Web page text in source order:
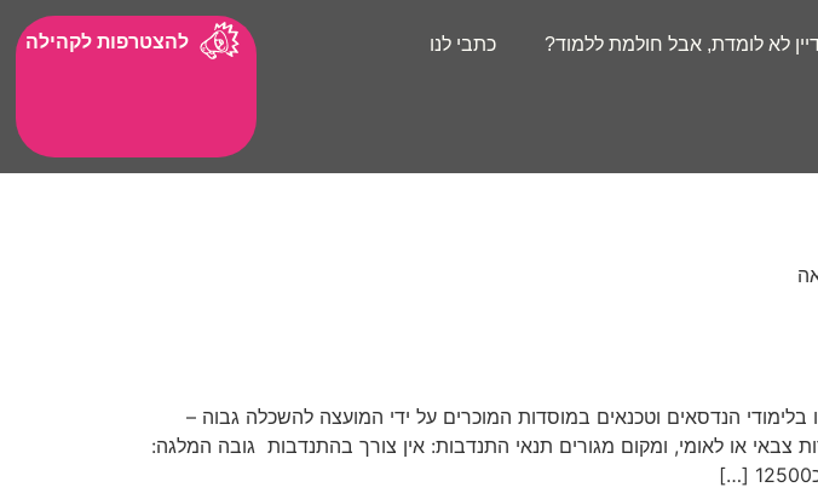
לא לומדת, אבל חולמת ללמוד? כתבי לנו להצטרפות לקהילה
הנדסאים וטכנאים במוסדות המוכרים על ידי המועצה להשכלה גבוה –
צבאי או לאומי, ומקום מגורים תנאי התנדבות: אין צורך בהתנדבות גובה המלגה: